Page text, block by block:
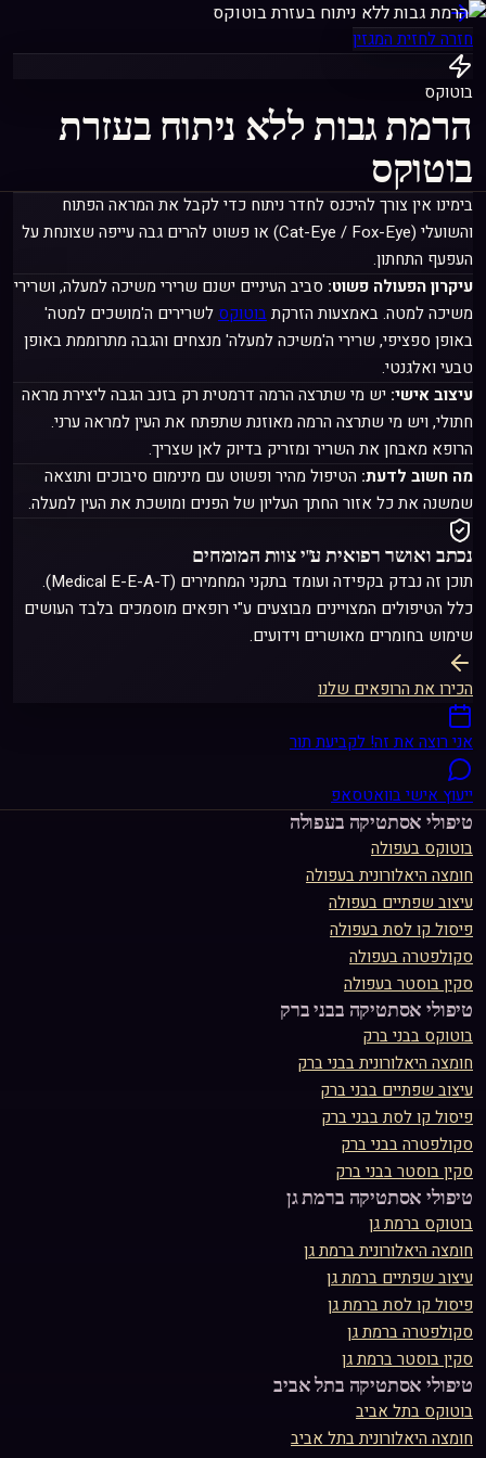
חזרה לחזית המגזין
בוטוקס
הרמת גבות ללא ניתוח בעזרת
בוטוקס
בימינו אין צורך להיכנס לחדר ניתוח כדי לקבל את המראה הפתוח
והשועלי (Cat-Eye / Fox-Eye) או פשוט להרים גבה עייפה שצונחת על
העפעף התחתון.
עיקרון הפעולה פשוט: סביב העיניים ישנם שרירי משיכה למעלה, ושרירי
משיכה למטה. באמצעות הזרקתבוטוקס לשרירים ה'מושכים למטה'
באופן ספציפי, שרירי ה'משיכה למעלה' מנצחים והגבה מתרוממת באופן
טבעי ואלגנטי.
עיצוב אישי: יש מי שתרצה הרמה דרמטית רק בזנב הגבה ליצירת מראה
חתולי, ויש מי שתרצה הרמה מאוזנת שתפתח את העין למראה ערני.
הרופא מאבחן את השריר ומזריק בדיוק לאן שצריך.
מה חשוב לדעת: הטיפול מהיר ופשוט עם מינימום סיבוכים ותוצאה
שמשנה את כל אזור החתך העליון של הפנים ומושכת את העין למעלה.
נכתב ואושר רפואית ע"י צוות המומחים
תוכן זה נבדק בקפידה ועומד בתקני המחמירים (Medical E-E-A-T).
כלל הטיפולים המצויינים מבוצעים ע"י רופאים מוסמכים בלבד העושים
שימוש בחומרים מאושרים וידועים.
הכירו את הרופאים שלנו
אני רוצה את זה! לקביעת תור
ייעוץ אישי בוואטסאפ
טיפולי אסתטיקה בעפולה
בוטוקס בעפולה
חומצה היאלורוניתבעפולה
עיצוב שפתיים בעפולה
פיסול קו לסתבעפולה
סקולפטרהבעפולה
סקין בוסטרבעפולה
טיפולי אסתטיקה בבני ברק
בוטוקס בבני ברק
חומצה היאלורוניתבבני ברק
עיצוב שפתיים בבני ברק
פיסול קו לסתבבני ברק
סקולפטרהבבני ברק
סקין בוסטרבבני ברק
טיפולי אסתטיקה ברמת גן
בוטוקס ברמת גן
חומצה היאלורוניתברמת גן
עיצוב שפתיים ברמת גן
פיסול קו לסתברמת גן
סקולפטרהברמת גן
סקין בוסטרברמת גן
טיפולי אסתטיקה בתל אביב
בוטוקס בתל אביב
חומצה היאלורוניתבתל אביב